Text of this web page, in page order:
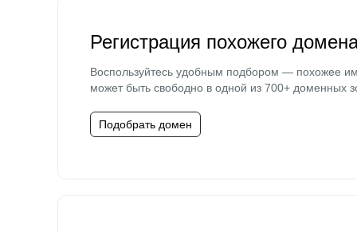
Регистрация похожего
Воспользуйтесь удобным подбором — похожее
может быть свободно в одной из 700+ доменных
Подобрать домен